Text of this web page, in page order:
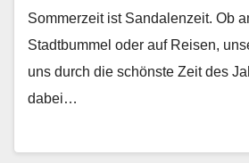
Som­merzeit ist San­dalen­zeit. Ob
Stadt­bum­mel oder auf Reisen,
uns durch die schön­ste Zeit des
dabei…